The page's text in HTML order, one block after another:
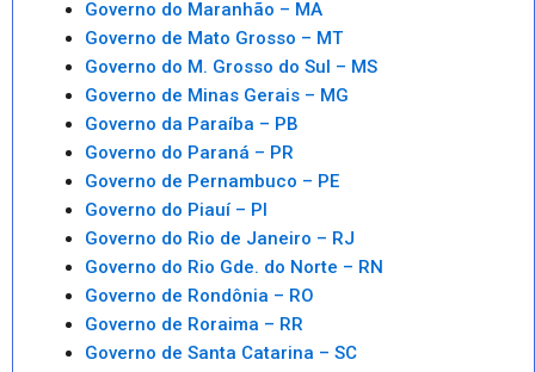
Governo do Maranhão – MA
Governo de Mato Grosso – MT
Governo do M. Grosso do Sul – MS
Governo de Minas Gerais – MG
Governo da Paraíba – PB
Governo do Paraná – PR
Governo de Pernambuco – PE
Governo do Piauí – PI
Governo do Rio de Janeiro – RJ
Governo do Rio Gde. do Norte – RN
Governo de Rondônia – RO
Governo de Roraima – RR
Governo de Santa Catarina – SC